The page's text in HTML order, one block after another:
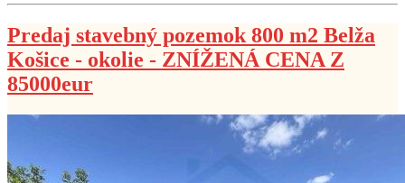
Predaj stavebný pozemok 800 m2 Belža
Košice - okolie - ZNÍŽENÁ CENA Z
85000eur